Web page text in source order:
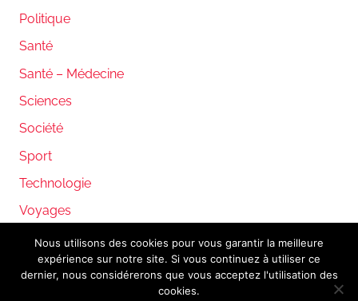
Politique
Santé
Santé – Médecine
Sciences
Société
Sport
Technologie
Voyages
WordPress Theme: Donovan by ThemeZee.
Nous utilisons des cookies pour vous garantir la meilleure
expérience sur notre site. Si vous continuez à utiliser ce
dernier, nous considérerons que vous acceptez l'utilisation des
cookies.